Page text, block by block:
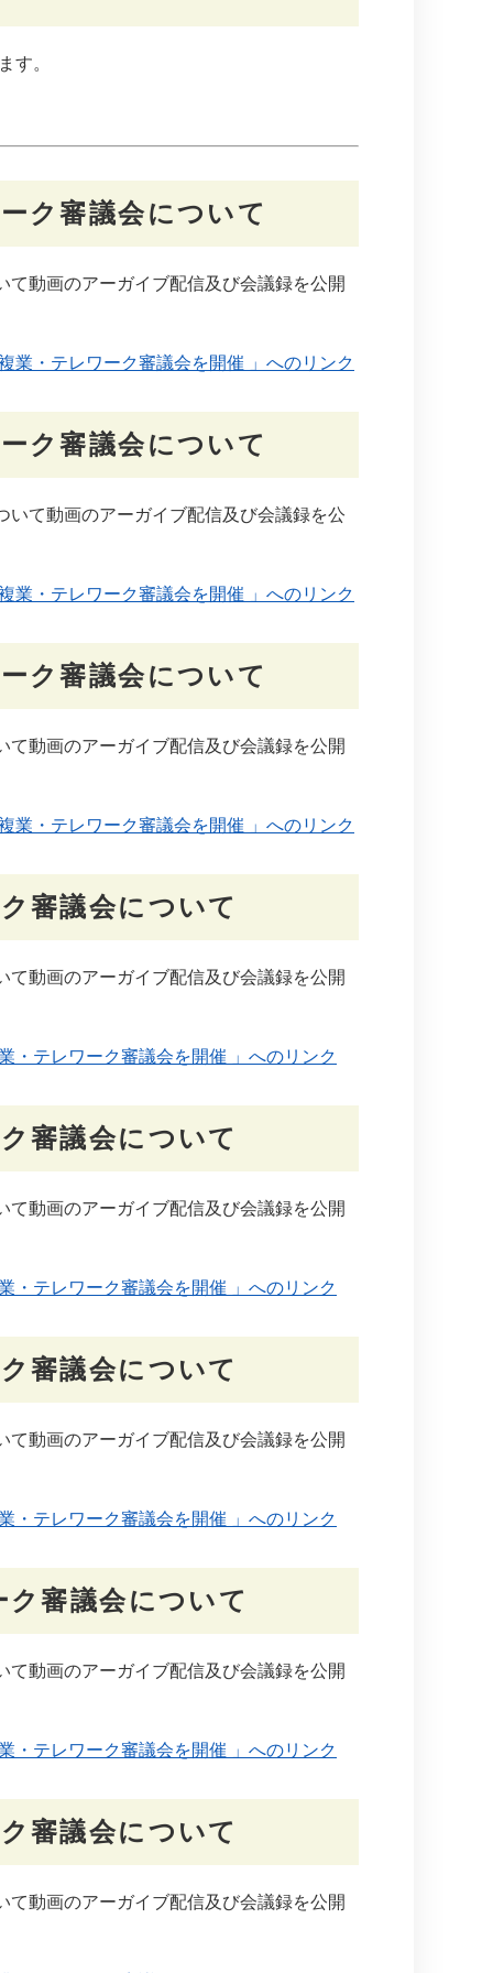
す。
ク審議会について
動画のアーガイブ配信及び会議録を公開
業・テレワーク審議会を開催 」へのリンク
ク審議会について
て動画のアーガイブ配信及び会議録を公
業・テレワーク審議会を開催 」へのリンク
ク審議会について
動画のアーガイブ配信及び会議録を公開
業・テレワーク審議会を開催 」へのリンク
審議会について
動画のアーガイブ配信及び会議録を公開
・テレワーク審議会を開催 」へのリンク
審議会について
動画のアーガイブ配信及び会議録を公開
・テレワーク審議会を開催 」へのリンク
審議会について
動画のアーガイブ配信及び会議録を公開
・テレワーク審議会を開催 」へのリンク
審議会について
動画のアーガイブ配信及び会議録を公開
・テレワーク審議会を開催 」へのリンク
審議会について
動画のアーガイブ配信及び会議録を公開